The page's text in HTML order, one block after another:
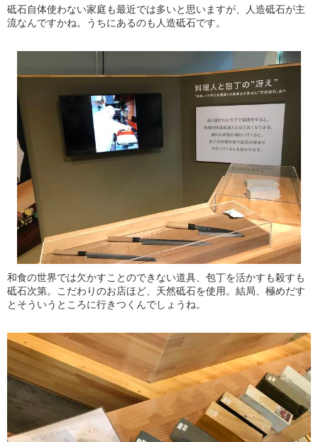
砥石自体使わない家庭も最近では多いと思いますが、人造砥石が主
流なんですかね。うちにあるのも人造砥石です。
和食の世界では欠かすことのできない道具、包丁を活かすも殺すも
砥石次第。こだわりのお店ほど、天然砥石を使用。結局、極めだす
とそういうところに行きつくんでしょうね。